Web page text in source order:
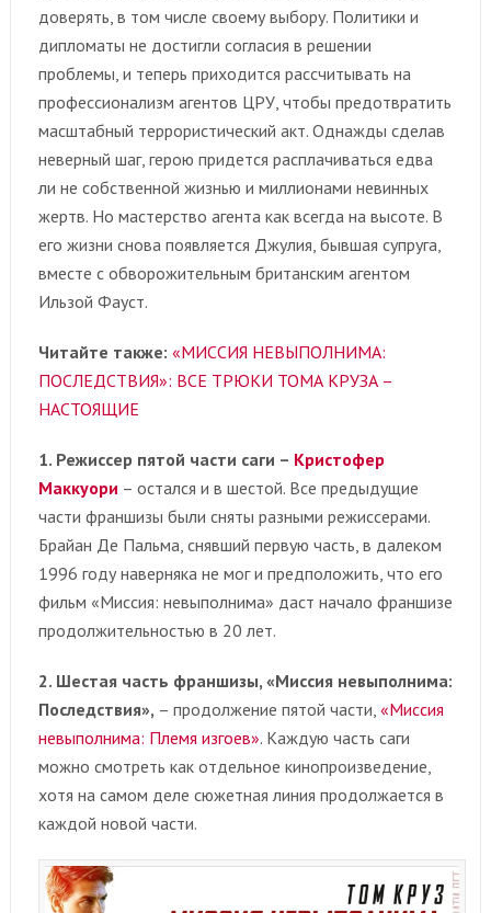
доверять, в том числе своему выбору. Политики и
дипломаты не достигли согласия в решении
проблемы, и теперь приходится рассчитывать на
профессионализм агентов ЦРУ, чтобы предотвратить
масштабный террористический акт. Однажды сделав
неверный шаг, герою придется расплачиваться едва
ли не собственной жизнью и миллионами невинных
жертв. Но мастерство агента как всегда на высоте. В
его жизни снова появляется Джулия, бывшая супруга,
вместе с обворожительным британским агентом
Ильзой Фауст.
Читайте также: «МИССИЯ НЕВЫПОЛНИМА:
ПОСЛЕДСТВИЯ»: ВСЕ ТРЮКИ ТОМА КРУЗА –
НАСТОЯЩИЕ
1. Режиссер пятой части саги – Кристофер
Маккуори – остался и в шестой. Все предыдущие
части франшизы были сняты разными режиссерами.
Брайан Де Пальма, снявший первую часть, в далеком
1996 году наверняка не мог и предположить, что его
фильм «Миссия: невыполнима» даст начало франшизе
продолжительностью в 20 лет.
2. Шестая часть франшизы, «Миссия невыполнима:
Последствия», – продолжение пятой части, «Миссия
невыполнима: Племя изгоев». Каждую часть саги
можно смотреть как отдельное кинопроизведение,
хотя на самом деле сюжетная линия продолжается в
каждой новой части.